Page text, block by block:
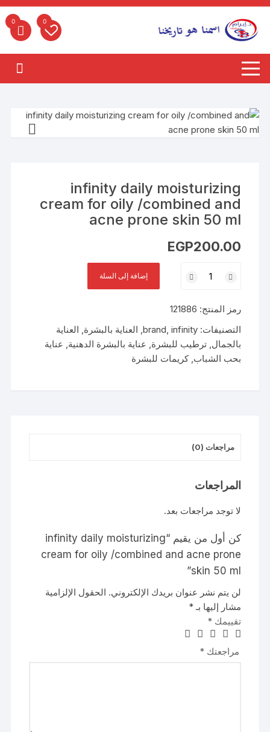
التجاوز
المحتوى
0
0
infinity daily moisturizing
cream for oily /combined and
acne prone skin 50 ml
EGP200.00
infinity
moisturizing
cream
for
oily
إضافة إلى السلة
رمز المنتج: 121886
التصنيفات:
brand, infinity
, العناية بالبشرة, العناية
بالجمال,ترطيب للبشرة, عناية بالبشرة الدهنية, عناية
بحب الشباب,كريمات للبشرة
مراجعات (0)
المراجعات
لا توجد مراجعات بعد.
كن أول من يقيم “infinity daily moisturizing
cream for oily /combined and acne prone
skin 50 ml”
لن يتم نشر عنوان بريدك الإلكتروني. الحقول الإلزامية
مشار إليها بـ*
تقييمك*
مراجعتك*